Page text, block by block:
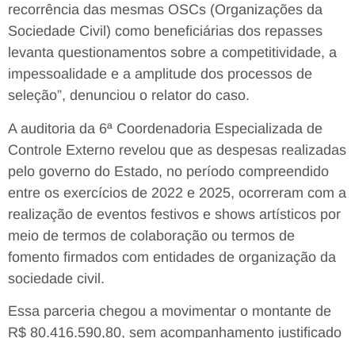
recorrência das mesmas OSCs (Organizações da
Sociedade Civil) como beneficiárias dos repasses
levanta questionamentos sobre a competitividade, a
impessoalidade e a amplitude dos processos de
seleção”, denunciou o relator do caso.
A auditoria da 6ª Coordenadoria Especializada de
Controle Externo revelou que as despesas realizadas
pelo governo do Estado, no período compreendido
entre os exercícios de 2022 e 2025, ocorreram com a
realização de eventos festivos e shows artísticos por
meio de termos de colaboração ou termos de
fomento firmados com entidades de organização da
sociedade civil.
Essa parceria chegou a movimentar o montante de
R$ 80.416.590,80, sem acompanhamento justificado